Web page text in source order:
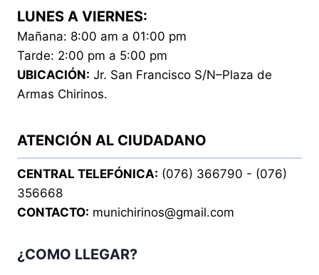
LUNES A VIERNES:
Mañana: 8:00 am a 01:00 pm
Tarde: 2:00 pm a 5:00 pm
UBICACIÓN: Jr. San Francisco S/N–Plaza de
Armas Chirinos.
ATENCIÓN AL CIUDADANO
CENTRAL TELEFÓNICA: (076) 366790 - (076)
356668
CONTACTO: munichirinos@gmail.com
¿COMO LLEGAR?